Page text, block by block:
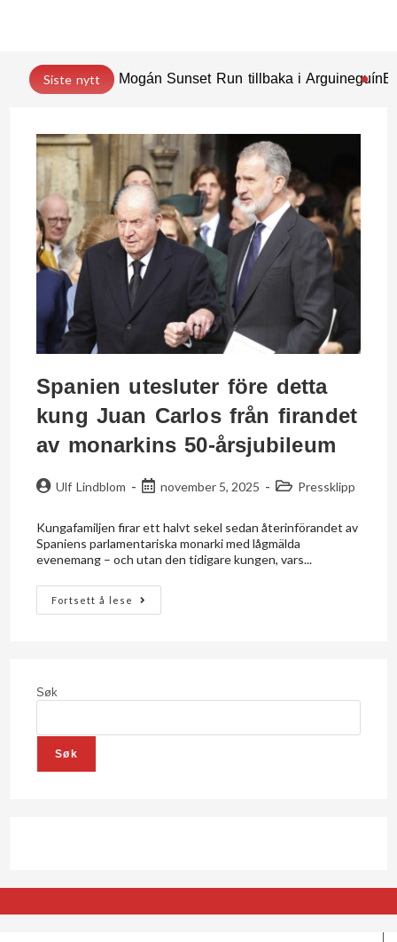
Siste nytt Mogán Sunset Run tillbaka i Arguineguín
Spanien utesluter före detta
kung Juan Carlos från firandet
av monarkins 50-årsjubileum
Ulf Lindblom november 5, 2025 Pressklipp
Kungafamiljen firar ett halvt sekel sedan återinförandet av
Spaniens parlamentariska monarki med lågmälda
evenemang – och utan den tidigare kungen, vars...
Fortsett å lese
Søk
Søk